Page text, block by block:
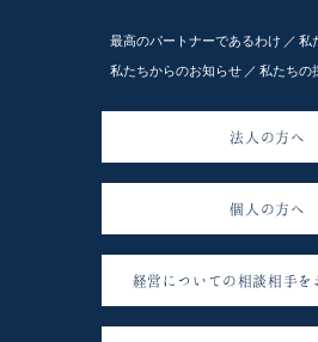
最高のパートナーであるわけ 私
私たちからのお知らせ 私たちの
法人の方へ
個人の方へ
経営についての相談相手を